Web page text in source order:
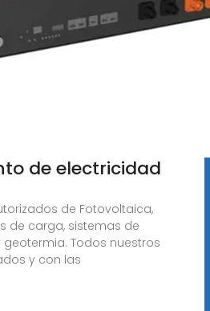
de electricidad
de Fotovoltaica,
de carga, sistemas de
Todos nuestros
y con las